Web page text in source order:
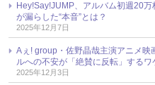
Hey!Say!JUMP、アルバム初週20
が漏らした“本音”とは？
2025年12月7日
Aぇ! group・佐野晶哉主演アニメ映
ルへの不安が「絶賛に反転」するワ
2025年12月3日